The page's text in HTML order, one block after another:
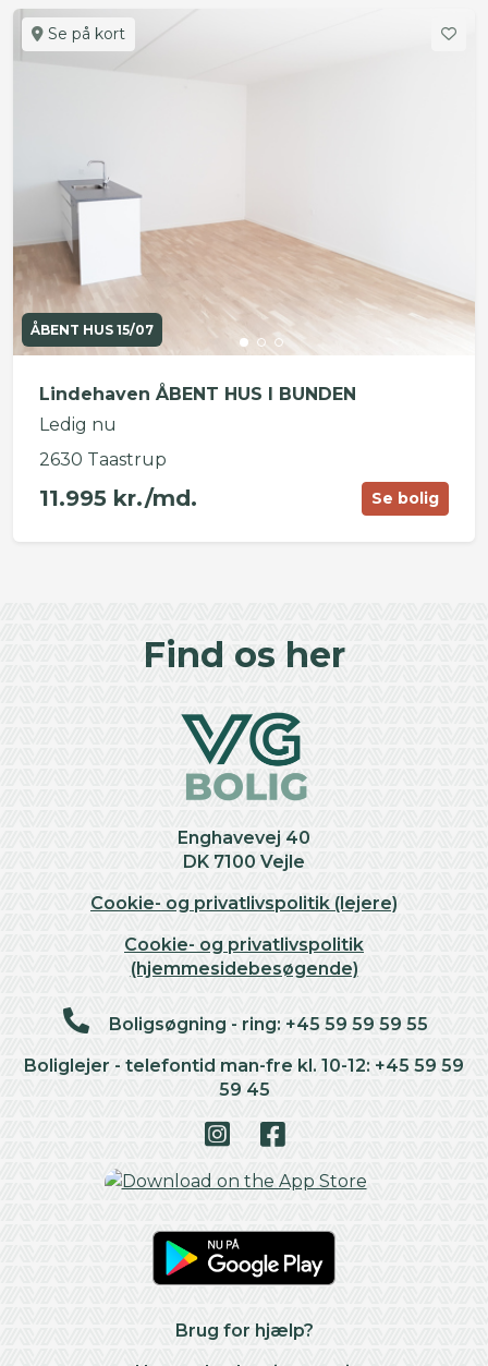
Se på kort
ÅBENT HUS 15/07
Lindehaven ÅBENT HUS I BUNDEN
Ledig nu
2630 Taastrup
11.995 kr./md. Se bolig
Find os her
Enghavevej 40
DK 7100 Vejle
Cookie- og privatlivspolitik (lejere)
Cookie- og privatlivspolitik
(hjemmesidebesøgende)
Boligsøgning - ring: +45 59 59 59 55
Boliglejer - telefontid man-fre kl. 10-12: +45 59 59
59 45
Brug for hjælp?